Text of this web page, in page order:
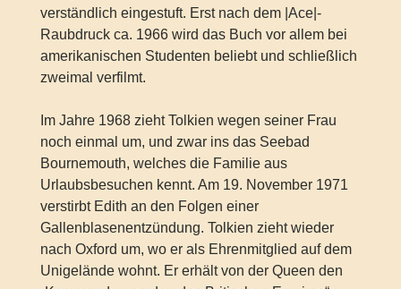
verständlich eingestuft. Erst nach dem |Ace|-
Raubdruck ca. 1966 wird das Buch vor allem bei
amerikanischen Studenten beliebt und schließlich
zweimal verfilmt.
Im Jahre 1968 zieht Tolkien wegen seiner Frau
noch einmal um, und zwar ins das Seebad
Bournemouth, welches die Familie aus
Urlaubsbesuchen kennt. Am 19. November 1971
verstirbt Edith an den Folgen einer
Gallenblasenentzündung. Tolkien zieht wieder
nach Oxford um, wo er als Ehrenmitglied auf dem
Unigelände wohnt. Er erhält von der Queen den